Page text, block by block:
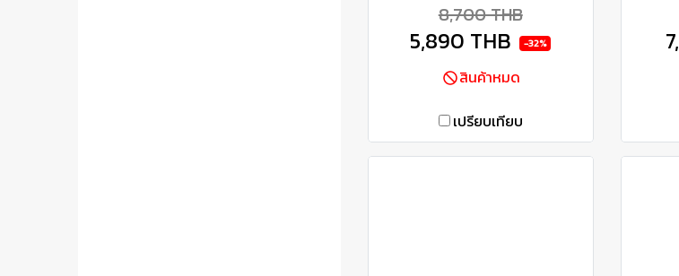
8,700 THB
5,890 THB -32%
สินค้าหมด
เปรียบเทียบ